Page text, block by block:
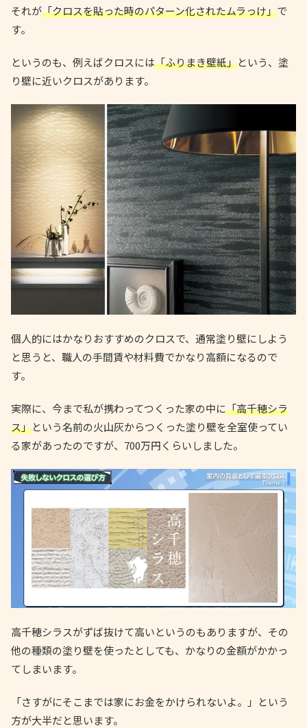
それが「クロスを貼った時のパターン化されたムラっけ」で
す。
というのも、例えばクロスには「ふりまき壁紙」という、塗
り壁に近いクロスがあります。
個人的にはかなりおすすめのクロスで、通常塗り壁にしよう
と思うと、職人の手間賃や材料費でかなり高額になるので
す。
実際に、今まで私が携わってつくった家の中に「高千穂シラ
ス」という名前の火山灰からつくった塗り壁を全室使ってい
る家があったのですが、700万円くらいしました。
高千穂シラスがずば抜けて高いというのもありますが、その
他の種類の塗り壁を使ったとしても、かなりの金額がかかっ
てしまいます。
「さすがにそこまでは家にお金をかけられないよ。」という
方が大半だと思います。